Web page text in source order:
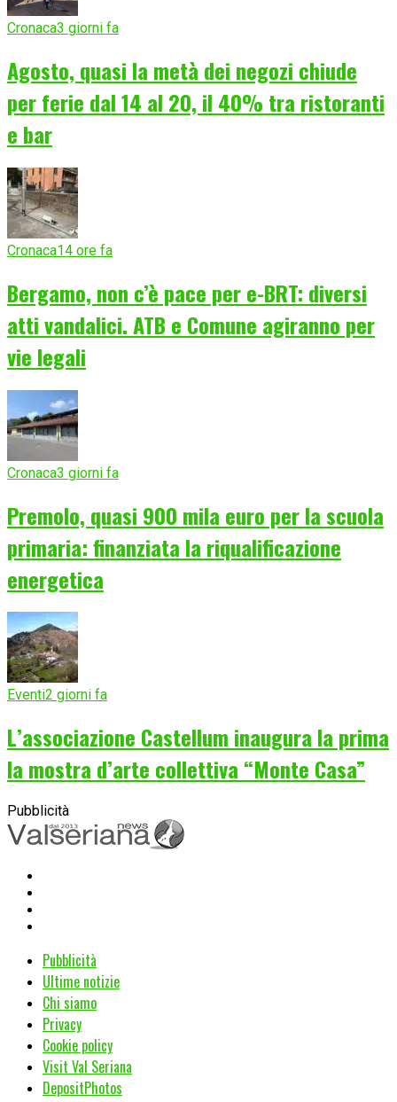
Cronaca3 giorni fa
Agosto, quasi la metà dei negozi chiude
per ferie dal 14 al 20, il 40% tra ristoranti
e bar
Cronaca14 ore fa
Bergamo, non c’è pace per e-BRT: diversi
atti vandalici. ATB e Comune agiranno per
vie legali
Cronaca3 giorni fa
Premolo, quasi 900 mila euro per la scuola
primaria: finanziata la riqualificazione
energetica
Eventi2 giorni fa
L’associazione Castellum inaugura la prima
la mostra d’arte collettiva “Monte Casa”
Pubblicità
Pubblicità
Ultime notizie
Chi siamo
Privacy
Cookie policy
Visit Val Seriana
DepositPhotos